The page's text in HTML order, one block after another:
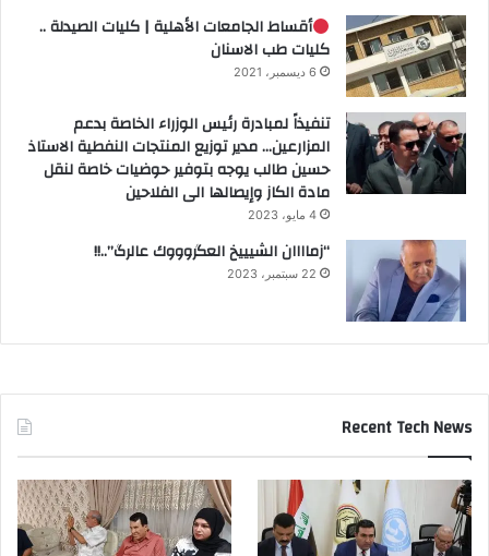
أقساط الجامعات الأهلية | كليات الصيدلة ..
كليات طب الاسنان
6 ديسمبر، 2021
تنفيذاً لمبادرة رئيس الوزراء الخاصة بدعم
المزارعين… مدير توزيع المنتجات النفطية الاستاذ
حسين طالب يوجه بتوفير حوضيات خاصة لنقل
مادة الكاز وإيصالها الى الفلاحين
4 مايو، 2023
“زماااان الشيييخ العگروووك عالرگ”..!!
22 سبتمبر، 2023
Recent Tech News